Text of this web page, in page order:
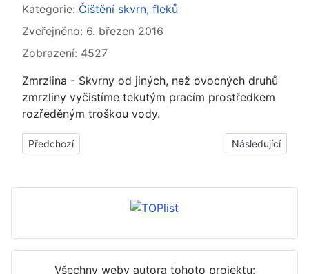
Základní údaje
Kategorie: Čištění skvrn, fleků
Zveřejněno: 6. březen 2016
Zobrazení: 4527
Zmrzlina - Skvrny od jiných, než ovocných druhů
zmrzliny vyčistíme tekutým pracím prostředkem
rozředěným troškou vody.
Předchozí článek: Skvrna, flek od žloutku - jak, čím vyčistit,
Předchozí Další článek:
Následující
Všechny weby autora tohoto projektu: